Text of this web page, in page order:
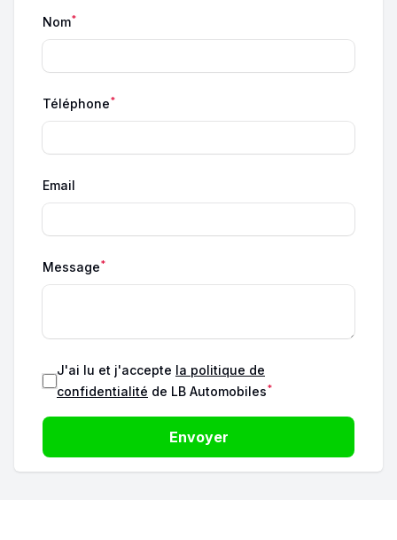
Nom*
Téléphone*
Email
Message*
J'ai lu et j'accepte la politique de
confidentialité de LB Automobiles*
Envoyer